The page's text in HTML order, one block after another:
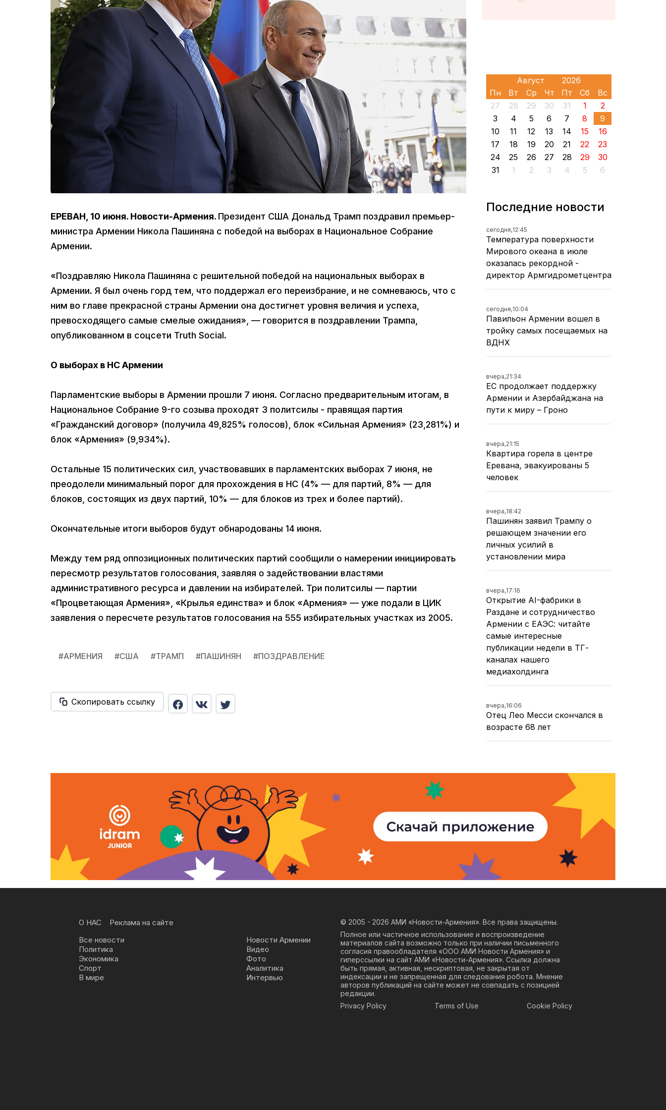
ЕРЕВАН, 10 июня. Новости-Армения. Президент США Дональд Трамп поздравил премьер-
министра Армении Никола Пашиняна с победой на выборах в Национальное Собрание
Армении.
«Поздравляю Никола Пашиняна с решительной победой на национальных выборах в
Армении. Я был очень горд тем, что поддержал его переизбрание, и не сомневаюсь, что с
ним во главе прекрасной страны Армении она достигнет уровня величия и успеха,
превосходящего самые смелые ожидания», — говорится в поздравлении Трампа,
опубликованном в соцсети Truth Social.
О выборах в НС Армении
Парламентские выборы в Армении прошли 7 июня. Согласно предварительным итогам, в
Национальное Собрание 9-го созыва проходят 3 политсилы - правящая партия
«Гражданский договор» (получила 49,825% голосов), блок «Сильная Армения» (23,281%) и
блок «Армения» (9,934%).
Остальные 15 политических сил, участвовавших в парламентских выборах 7 июня, не
преодолели минимальный порог для прохождения в НС (4% — для партий, 8% — для
блоков, состоящих из двух партий, 10% — для блоков из трех и более партий).
Окончательные итоги выборов будут обнародованы 14 июня.
Между тем ряд оппозиционных политических партий сообщили о намерении инициировать
пересмотр результатов голосования, заявляя о задействовании властями
административного ресурса и давлении на избирателей. Три политсилы — партии
«Процветающая Армения», «Крылья единства» и блок «Армения» — уже подали в ЦИК
заявления о пересчете результатов голосования на 555 избирательных участках из 2005.
#АРМЕНИЯ #США #ТРАМП #ПАШИНЯН #ПОЗДРАВЛЕНИЕ
Скопировать ссылку
Пн Вт Ср Чт Пт Сб
Вс
27
28 29 30 31 1
2
3
4 5 6 7 8
9
10
11 12 13 14 15
16
17
18 19 20 21 22
23
24
25 26 27 28 29
30
31
1 2 3 4 5 6
Последние новости
сегодня,12:45
Температура поверхности
Мирового океана в июле
оказалась рекордной -
директор Армгидрометцентра
сегодня,10:04
Павильон Армении вошел в
тройку самых посещаемых на
ВДНХ
вчера,21:34
ЕС продолжает поддержку
Армении и Азербайджана на
пути к миру – Гроно
вчера,21:15
Квартира горела в центре
Еревана, эвакуированы 5
человек
вчера,18:42
Пашинян заявил Трампу о
решающем значении его
личных усилий в
установлении мира
вчера,17:16
Открытие AI-фабрики в
Раздане и сотрудничество
Армении с ЕАЭС: читайте
самые интересные
публикации недели в ТГ-
каналах нашего
медиахолдинга
вчера,16:06
Отец Лео Месси скончался в
возрасте 68 лет
О НАС
Реклама на сайте
Все новости
Политика
Экономика
Спорт
В мире
Новости Армении
Видео
Фото
Аналитика
Интервью
© 2005 - 2026 АМИ «Новости-Армения». Все права защищены.
Полное или частичное использование и воспроизведение
материалов сайта возможно только при наличии письменного
согласия правообладателя «ООО АМИ Новости Армения» и
гиперссылки на сайт АМИ «Новости-Армения». Ссылка должна
быть прямая, активная, нескриптовая, не закрытая от
индексации и не запрещенная для следования робота. Мнение
авторов публикаций на сайте может не совпадать с позицией
редакции.
Privacy Policy
Terms of Use Cookie Policy